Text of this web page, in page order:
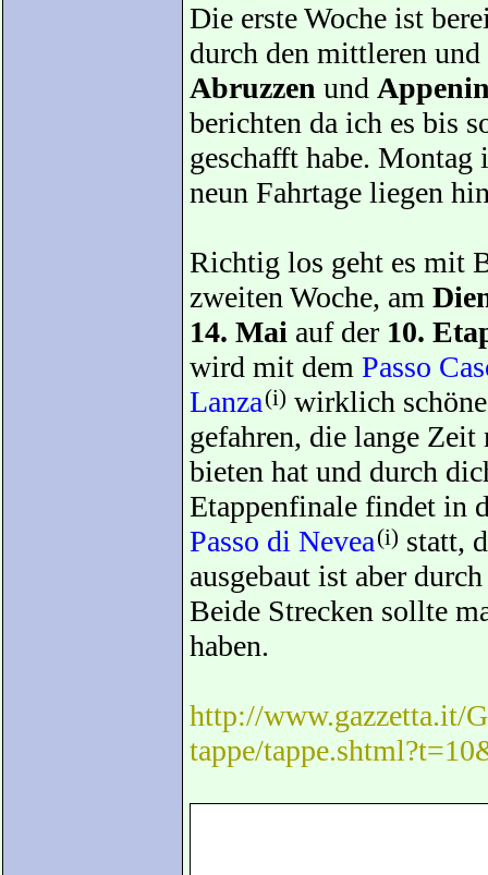
Die erste Woche ist
durch den mittleren
Abruzzen und
berichten da ich es bis
geschafft habe.
neun Fahrtage liegen
Richtig los geht es mit
zweiten Woche, am
14. Mai auf der 10.
wird mit dem Passo
Lanza(i) wirklich
gefahren, die lange Zeit
bieten hat und durch
Etappenfinale findet in
Passo di Nevea(i) statt,
ausgebaut ist aber
Beide Strecken sollte
haben.
http://www.gazzetta.it/
tappe/